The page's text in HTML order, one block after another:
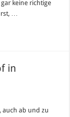
keine richtige
…
in
auch ab und zu